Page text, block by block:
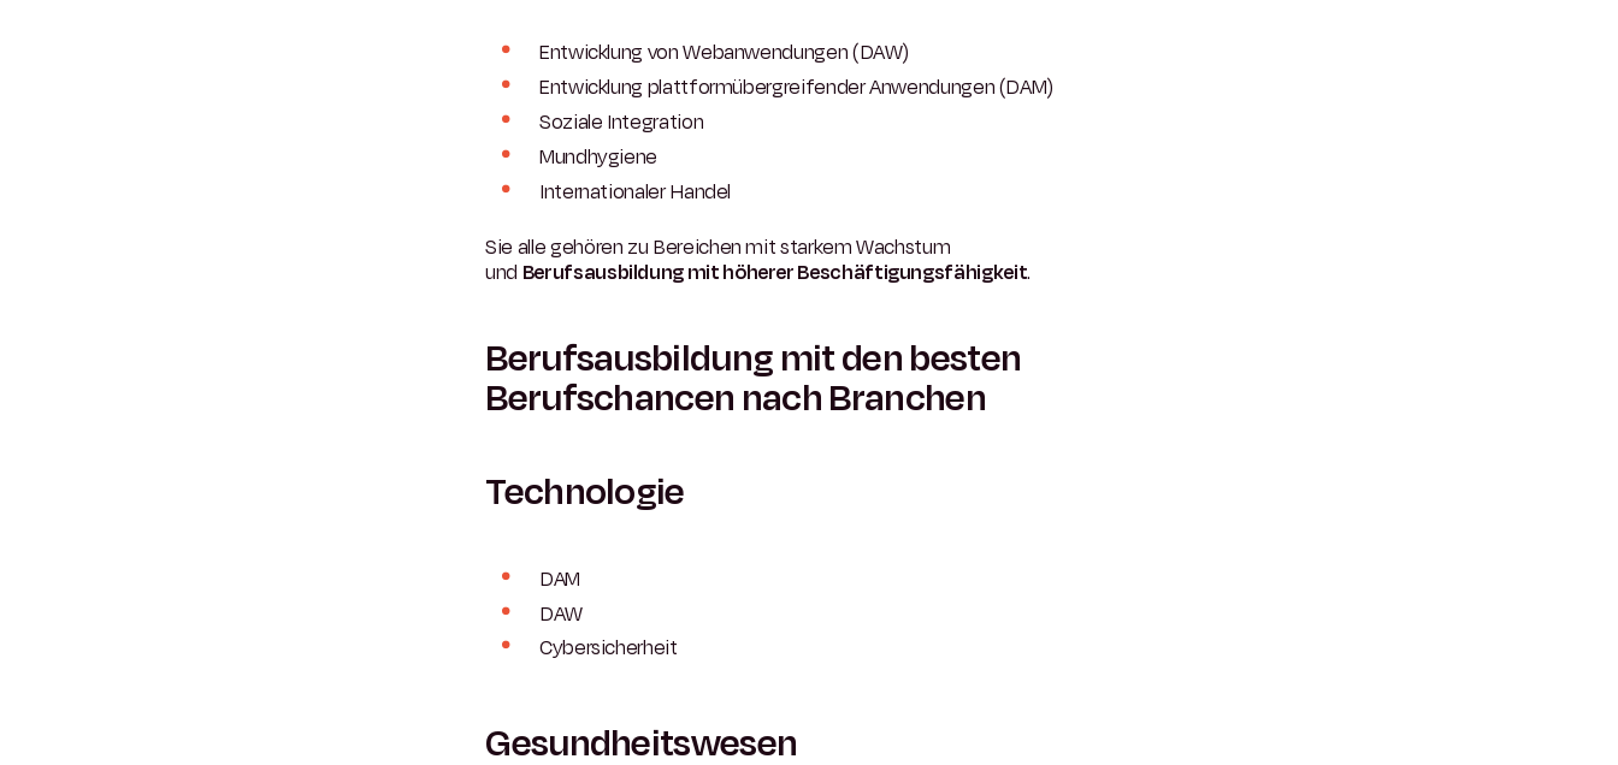
Entwicklung von Webanwendungen (DAW)
Entwicklung plattformübergreifender Anwendungen (DAM)
Soziale Integration
Mundhygiene
Internationaler Handel
Sie alle gehören zu Bereichen mit starkem Wachstum
und Berufsausbildung mit höherer Beschäftigungsfähigkeit.
Berufsausbildung mit den besten
Berufschancen nach Branchen
Technologie
DAM
DAW
Cybersicherheit
Gesundheitswesen